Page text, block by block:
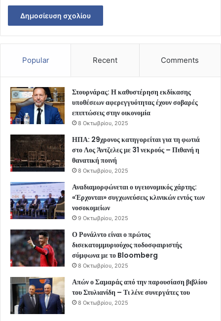
Popular Recent Comments
Στουρνάρας: Η καθυστέρηση εκδίκασης
υποθέσεων αφερεγγυότητας έχουν σοβαρές
επιπτώσεις στην οικονομία
8 Οκτωβρίου, 2025
ΗΠΑ: 29χρονος κατηγορείται για τη φωτιά
στο Λος Άντζελες με 31 νεκρούς – Πιθανή η
θανατική ποινή
8 Οκτωβρίου, 2025
Αναδιαμορφώνεται ο υγειονομικός χάρτης:
«Έρχονται» συγχωνεύσεις κλινικών εντός των
νοσοκομείων
9 Οκτωβρίου, 2025
Ο Ρονάλντο είναι ο πρώτος
δισεκατομμυριούχος ποδοσφαιριστής
σύμφωνα με το Bloomberg
8 Οκτωβρίου, 2025
Απών ο Σαμαράς από την παρουσίαση βιβλίου
του Στυλιανίδη – Τι λένε συνεργάτες του
8 Οκτωβρίου, 2025